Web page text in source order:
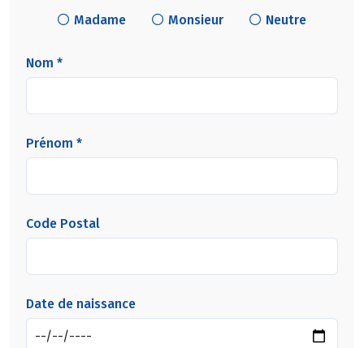
Madame Monsieur Neutre
Nom *
Prénom *
Code Postal
Date de naissance